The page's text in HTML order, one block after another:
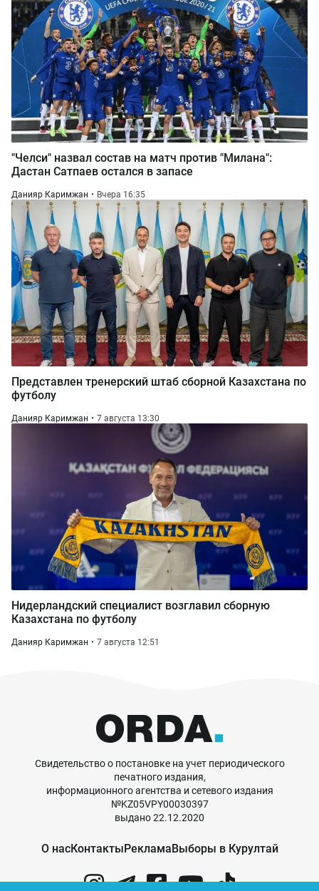
"Челси" назвал состав на матч против "Милана":
Дастан Сатпаев остался в запасе
Данияр Каримжан Вчера 16:35
Представлен тренерский штаб сборной Казахстана по
футболу
Данияр Каримжан 7 августа 13:30
Нидерландский специалист возглавил сборную
Казахстана по футболу
Данияр Каримжан 7 августа 12:51
Свидетельство о постановке на учет периодического
печатного издания,
информационного агентства и сетевого издания
№KZ05VPY00030397
выдано 22.12.2020
О насКонтакты Реклама Выборы в Курултай